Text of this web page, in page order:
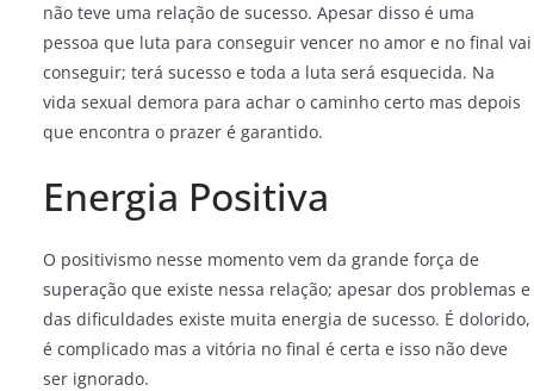
não teve uma relação de sucesso. Apesar disso é uma
pessoa que luta para conseguir vencer no amor e no final vai
conseguir; terá sucesso e toda a luta será esquecida. Na
vida sexual demora para achar o caminho certo mas depois
que encontra o prazer é garantido.
Energia Positiva
O positivismo nesse momento vem da grande força de
superação que existe nessa relação; apesar dos problemas e
das dificuldades existe muita energia de sucesso. É dolorido,
é complicado mas a vitória no final é certa e isso não deve
ser ignorado.